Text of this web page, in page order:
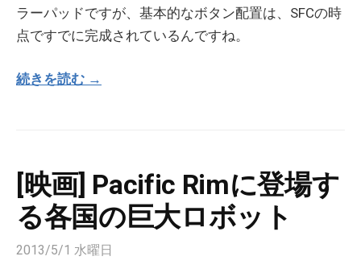
ラーパッドですが、基本的なボタン配置は、SFCの時
点ですでに完成されているんですね。
続きを読む →
[映画] Pacific Rimに登場す
る各国の巨大ロボット
2013/5/1 水曜日